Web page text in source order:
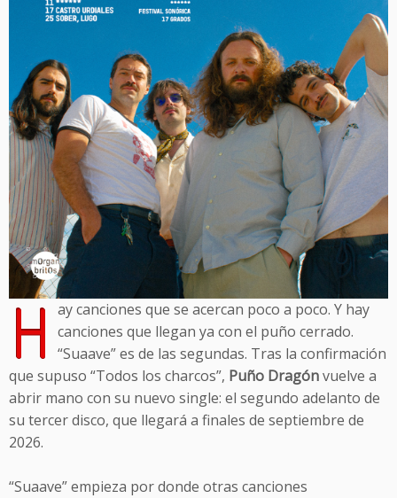
H
ay canciones que se acercan poco a poco. Y hay
canciones que llegan ya con el puño cerrado.
“Suaave” es de las segundas. Tras la confirmación
que supuso “Todos los charcos”, Puño Dragónvuelve a
abrir mano con su nuevo single: el segundo adelanto de
su tercer disco, que llegará a finales de septiembre de
2026.
“Suaave” empieza por donde otras canciones